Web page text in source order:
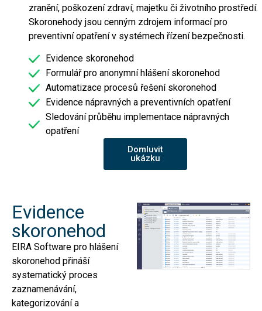
zranění, poškození zdraví, majetku či životního prostředí.
Skoronehody jsou cenným zdrojem informací pro
preventivní opatření v systémech řízení bezpečnosti.
Evidence skoronehod
Formulář pro anonymní hlášení skoronehod
Automatizace procesů řešení skoronehod
Evidence nápravných a preventivních opatření
Sledování průběhu implementace nápravných
opatření
Domluvit
ukázku
Evidence
skoronehod
EIRA Software pro hlášení
skoronehod přináší
systematický proces
zaznamenávání,
kategorizování a